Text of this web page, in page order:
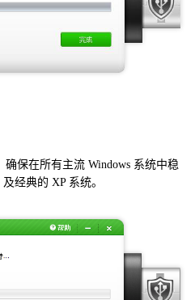
保在所有主流 Windows 系统中稳
经典的 XP 系统。